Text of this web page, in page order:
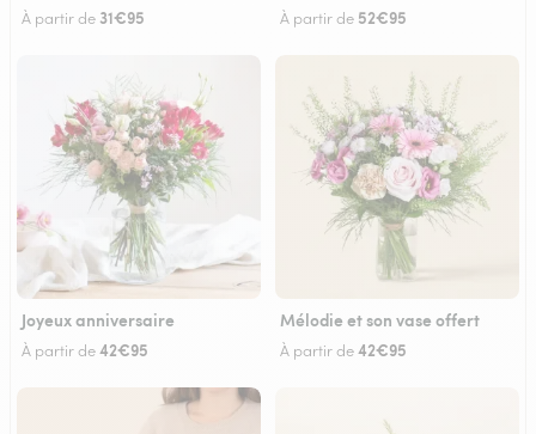
À partir de 31€95 À partir de 52€95
Joyeux anniversaire
À partir de42€95
Mélodie et son vase offert
À partir de42€95